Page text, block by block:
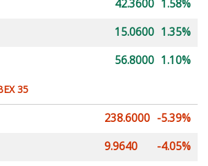
42.3600 1.58%
15.0600 1.35%
56.8000 1.10%
35
238.6000 -5.39%
9.9640
-4.05%